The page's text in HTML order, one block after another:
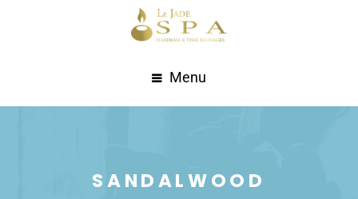
Menu
SANDALWOOD